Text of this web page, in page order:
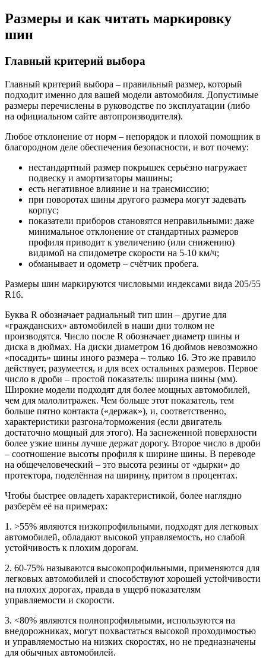
Размеры и как читать маркировку
шин
Главный критерий выбора
Главный критерий выбора – правильный размер, который
подходит именно для вашей модели автомобиля. Допустимые
размеры перечислены в руководстве по эксплуатации (либо
на официальном сайте автопроизводителя).
Любое отклонение от норм – непорядок и плохой помощник в
благородном деле обеспечения безопасности, и вот почему:
нестандартный размер покрышек серьёзно нагружает
подвеску и амортизаторы машины;
есть негативное влияние и на трансмиссию;
при поворотах шины другого размера могут задевать
корпус;
показатели приборов становятся неправильными: даже
минимальное отклонение от стандартных размеров
профиля приводит к увеличению (или снижению)
видимой на спидометре скорости на 5-10 км/ч;
обманывает и одометр – счётчик пробега.
Размеры шин маркируются числовыми индексами вида 205/55
R16.
Буква R обозначает радиальный тип шин – другие для
«гражданских» автомобилей в наши дни толком не
производятся. Число после R обозначает диаметр шины и
диска в дюймах. На диски диаметром 16 дюймов невозможно
«посадить» шины иного размера – только 16. Это же правило
действует, разумеется, и для всех остальных размеров. Первое
число в дроби – простой показатель: ширина шины (мм).
Широкие модели подходят для более мощных автомобилей,
чем для малолитражек. Чем больше этот показатель, тем
больше пятно контакта («держак»), и, соответственно,
характеристики разгона/торможения (если двигатель
достаточно мощный для этого). На заснеженной поверхности
более узкие шины лучше держат дорогу. Второе число в дроби
– соотношение высоты профиля к ширине шины. В переводе
на общечеловеческий – это высота резины от «дырки» до
протектора, поделённая на ширину, притом в процентах.
Чтобы быстрее овладеть характеристикой, более наглядно
разберём её на примерах:
1. >55% являются низкопрофильными, подходят для легковых
автомобилей, обладают высокой управляемость, но слабой
устойчивость к плохим дорогам.
2. 60-75% называются высокопрофильными, применяются для
легковых автомобилей и способствуют хорошей устойчивости
на плохих дорогах, правда в ущерб показателям
управляемости и скорости.
3. <80% являются полнопрофильными, используются на
внедорожниках, могут похвастаться высокой проходимостью
и управляемостью на низких скоростях, но не предназначены
для обычных автомобилей.